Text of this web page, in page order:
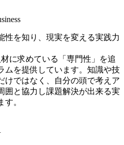
性を知り、現実を変える実践力
に求めている「専門性」を追
ムを提供しています。知識や技
けではなく、自分の頭で考えア
囲と協力し課題解決が出来る実
す。